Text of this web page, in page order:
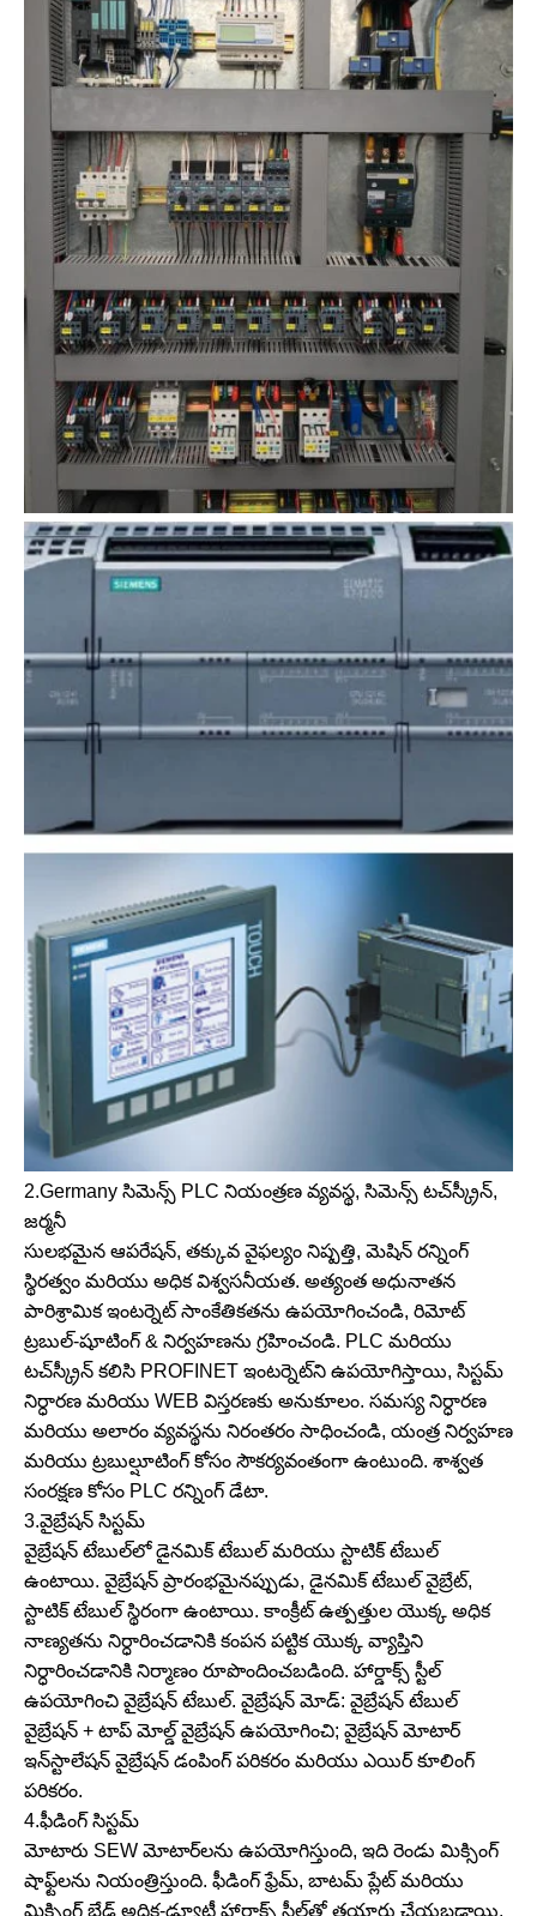
2.Germany సిమెన్స్ PLC నియంత్రణ వ్యవస్థ, సిమెన్స్ టచ్‌స్క్రీన్,
జర్మనీ
సులభమైన ఆపరేషన్, తక్కువ వైఫల్యం నిష్పత్తి, మెషిన్ రన్నింగ్
స్థిరత్వం మరియు అధిక విశ్వసనీయత. అత్యంత అధునాతన
పారిశ్రామిక ఇంటర్నెట్ సాంకేతికతను ఉపయోగించండి, రిమోట్
ట్రబుల్-షూటింగ్ & నిర్వహణను గ్రహించండి. PLC మరియు
టచ్‌స్క్రీన్ కలిసి PROFINET ఇంటర్నెట్‌ని ఉపయోగిస్తాయి, సిస్టమ్
నిర్ధారణ మరియు WEB విస్తరణకు అనుకూలం. సమస్య నిర్ధారణ
మరియు అలారం వ్యవస్థను నిరంతరం సాధించండి, యంత్ర నిర్వహణ
మరియు ట్రబుల్షూటింగ్ కోసం సౌకర్యవంతంగా ఉంటుంది. శాశ్వత
సంరక్షణ కోసం PLC రన్నింగ్ డేటా.
3.వైబ్రేషన్ సిస్టమ్
వైబ్రేషన్ టేబుల్‌లో డైనమిక్ టేబుల్ మరియు స్టాటిక్ టేబుల్
ఉంటాయి. వైబ్రేషన్ ప్రారంభమైనప్పుడు, డైనమిక్ టేబుల్ వైబ్రేట్,
స్టాటిక్ టేబుల్ స్థిరంగా ఉంటాయి. కాంక్రీట్ ఉత్పత్తుల యొక్క అధిక
నాణ్యతను నిర్ధారించడానికి కంపన పట్టిక యొక్క వ్యాప్తిని
నిర్ధారించడానికి నిర్మాణం రూపొందించబడింది. హార్డాక్స్ స్టీల్
ఉపయోగించి వైబ్రేషన్ టేబుల్. వైబ్రేషన్ మోడ్: వైబ్రేషన్ టేబుల్
వైబ్రేషన్ + టాప్ మోల్డ్ వైబ్రేషన్ ఉపయోగించి; వైబ్రేషన్ మోటార్
ఇన్‌స్టాలేషన్ వైబ్రేషన్ డంపింగ్ పరికరం మరియు ఎయిర్ కూలింగ్
పరికరం.
4.ఫీడింగ్ సిస్టమ్
మోటారు SEW మోటార్‌లను ఉపయోగిస్తుంది, ఇది రెండు మిక్సింగ్
షాఫ్ట్‌లను నియంత్రిస్తుంది. ఫీడింగ్ ఫ్రేమ్, బాటమ్ ప్లేట్ మరియు
మిక్సింగ్ బ్లేడ్ అధిక-డ్యూటీ హార్డాక్స్ స్టీల్‌తో తయారు చేయబడ్డాయి,